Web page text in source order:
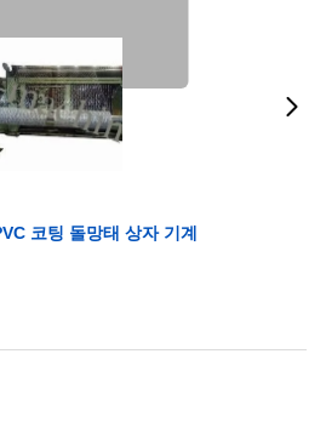
코팅 돌망태 상자 기계